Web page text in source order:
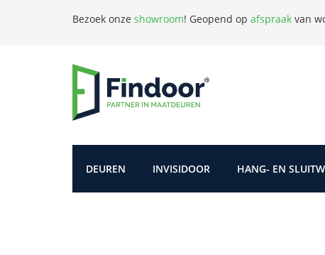
Bezoek onze showroom! Geopend op afspraak van
DEUREN INVISIDOOR HANG- EN